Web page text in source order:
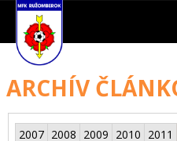
ARCHÍV
2007 2008 2009 2010 2011